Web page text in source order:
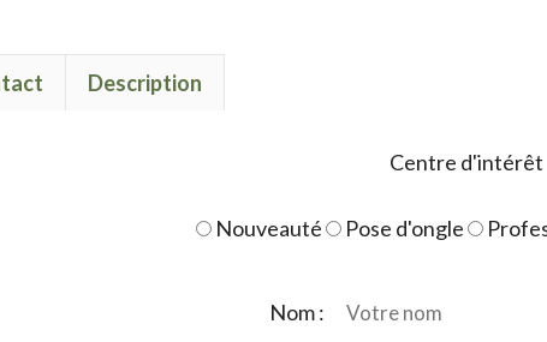
Description
Centre d'intérêt
Nouveauté Pose d'ongle
Nom :